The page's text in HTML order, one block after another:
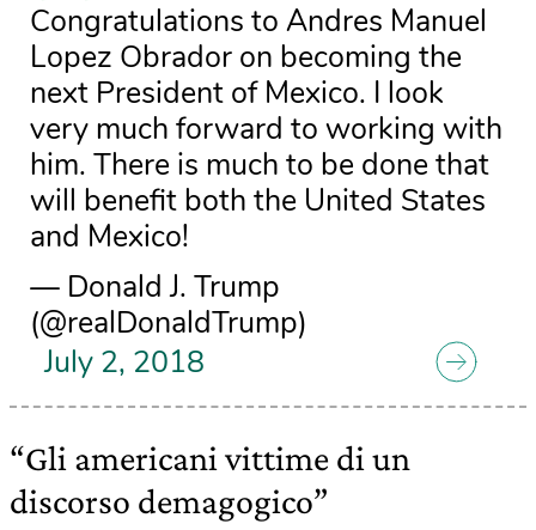
Congratulations to Andres Manuel
Lopez Obrador on becoming the
next President of Mexico. I look
very much forward to working with
him. There is much to be done that
will benefit both the United States
and Mexico!
— Donald J. Trump
(@realDonaldTrump)
July 2, 2018
“Gli americani vittime di un
discorso demagogico”